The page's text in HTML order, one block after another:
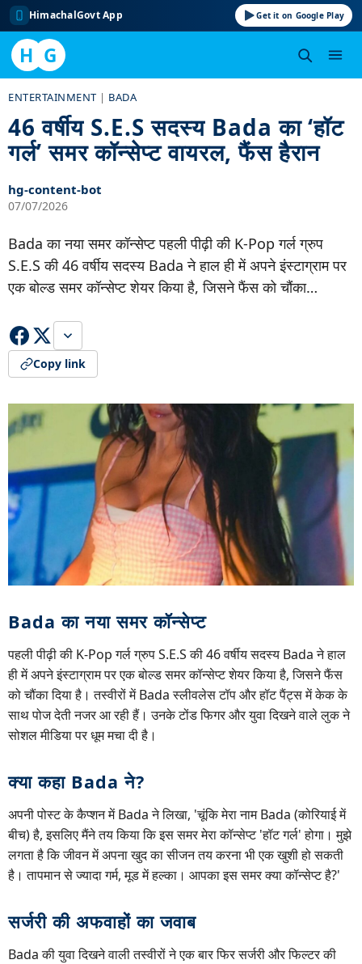
HimachalGovt App Get it on Google Play
H G
content
ENTERTAINMENT | BADA
46 वर्षीय S.E.S सदस्य Bada का ‘हॉट
गर्ल’ समर कॉन्सेप्ट वायरल, फैंस हैरान
hg-content-bot
07/07/2026
Bada का नया समर कॉन्सेप्ट पहली पीढ़ी की K-Pop गर्ल ग्रुप
S.E.S की 46 वर्षीय सदस्य Bada ने हाल ही में अपने इंस्टाग्राम पर
एक बोल्ड समर कॉन्सेप्ट शेयर किया है, जिसने फैंस को चौंका…
Copy link
Bada का नया समर कॉन्सेप्ट
पहली पीढ़ी की K-Pop गर्ल ग्रुप S.E.S की 46 वर्षीय सदस्य Bada ने हाल
ही में अपने इंस्टाग्राम पर एक बोल्ड समर कॉन्सेप्ट शेयर किया है, जिसने फैंस
को चौंका दिया है। तस्वीरों में Bada स्लीवलेस टॉप और हॉट पैंट्स में केक के
साथ पोज देती नजर आ रही हैं। उनके टोंड फिगर और युवा दिखने वाले लुक ने
सोशल मीडिया पर धूम मचा दी है।
क्या कहा Bada ने?
अपनी पोस्ट के कैप्शन में Bada ने लिखा, 'चूंकि मेरा नाम Bada (कोरियाई में
बीच) है, इसलिए मैंने तय किया कि इस समर मेरा कॉन्सेप्ट 'हॉट गर्ल' होगा। मुझे
लगता है कि जीवन में अपना खुद का सीजन तय करना भी एक खुशी हो सकती
है। तापमान से ज्यादा गर्म, मूड में हल्का। आपका इस समर क्या कॉन्सेप्ट है?'
सर्जरी की अफवाहों का जवाब
Bada की युवा दिखने वाली तस्वीरों ने एक बार फिर सर्जरी और फिल्टर की